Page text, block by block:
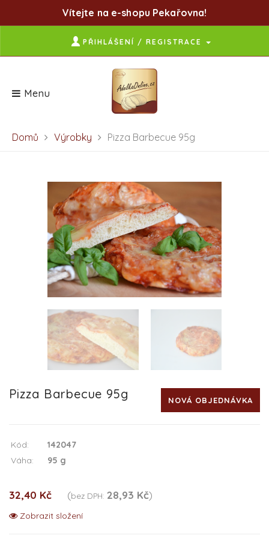
Vítejte na e-shopu Pekařovna!
PŘIHLÁŠENÍ / REGISTRACE
Menu
Domů Výrobky Pizza Barbecue 95g
Pizza Barbecue 95g NOVÁ OBJEDNÁVKA
Kód:
142047
Váha:
95 g
32,40 Kč (bez DPH: 28,93 Kč)
Zobrazit složení